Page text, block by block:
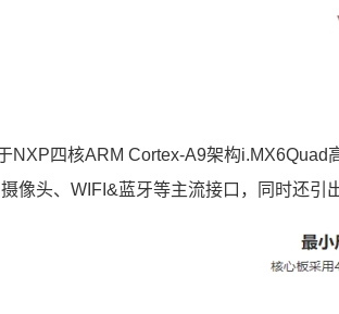
NXP四核ARM Cortex-A9架构i.MX6Quad
像头、WIFI&蓝牙等主流接口，同时还引